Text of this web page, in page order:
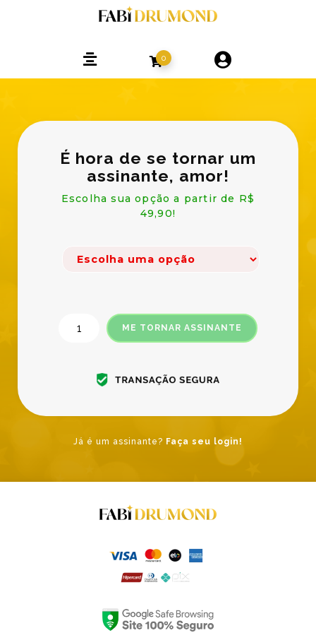
0
É hora de se tornar um
assinante, amor!
Escolha sua opção a partir de R$
49,90!
ME TORNAR ASSINANTE
Já é um assinante? Faça seu login!